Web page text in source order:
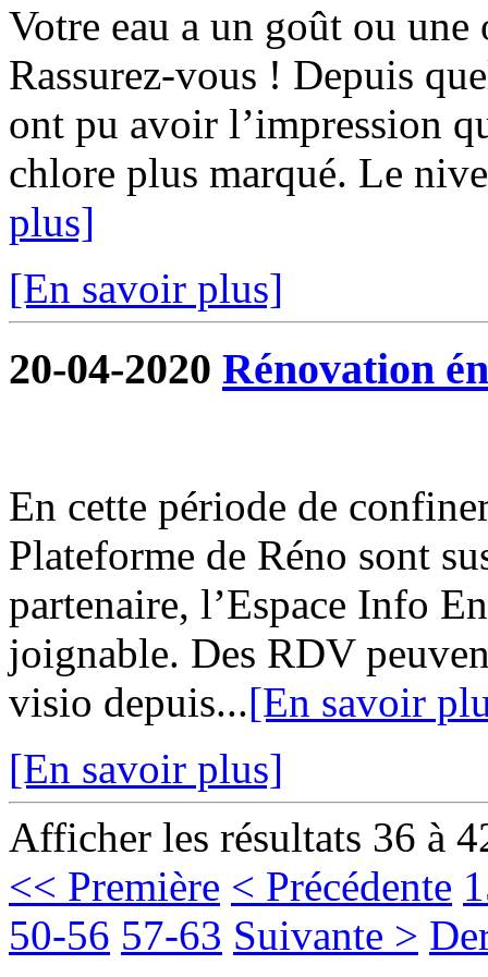
Votre eau a un goût ou
Rassurez-vous ! Depuis
ont pu avoir l’impression
chlore plus marqué. Le
plus]
[En savoir plus]
20-04-2020 Rénovation
En cette période de
Plateforme de Réno sont
partenaire, l’Espace Info
joignable. Des RDV
visio depuis...[En savoir
[En savoir plus]
Afficher les résultats 36 à
<< Première < Précédente
50-56 57-63 Suivante >